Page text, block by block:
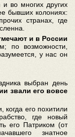
во многих других
бывших колониях:
странах, где
и в России
по возможности,
у нас он
выбран день
звали его вовсе
когда его похитили
где новый
его Патриком (от
знатное